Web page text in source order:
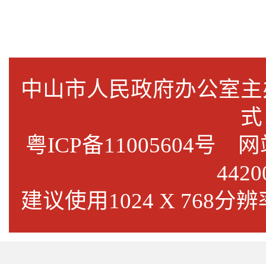
中山市人民政府办公
式
粤ICP备11005604号 网
建议使用1024 X 768分